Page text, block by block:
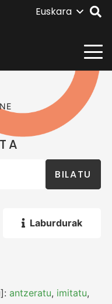
Euskara
BILATU
Laburdurak
antzeratu, imitatu,